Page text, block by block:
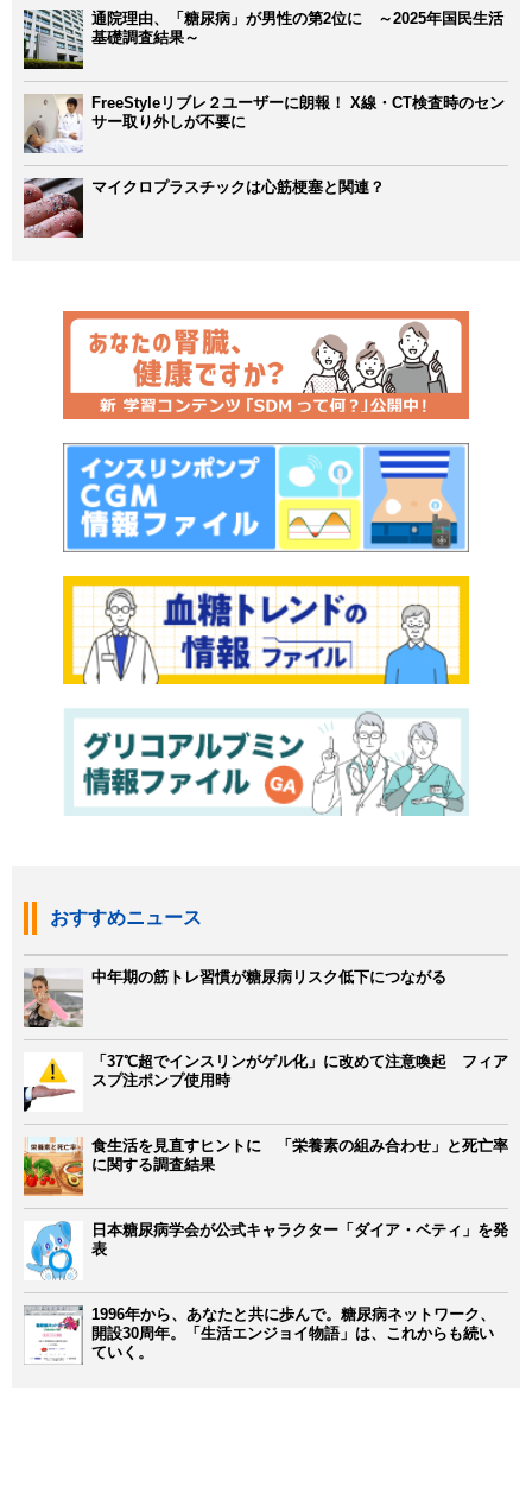
通院理由、「糖尿病」が男性の第2位に ～2025年国民生活
基礎調査結果～
FreeStyleリブレ２ユーザーに朗報！ X線・CT検査時のセン
サー取り外しが不要に
マイクロプラスチックは心筋梗塞と関連？
おすすめニュース
中年期の筋トレ習慣が糖尿病リスク低下につながる
「37℃超でインスリンがゲル化」に改めて注意喚起 フィア
スプ注ポンプ使用時
食生活を見直すヒントに 「栄養素の組み合わせ」と死亡率
に関する調査結果
日本糖尿病学会が公式キャラクター「ダイア・ベティ」を発
表
1996年から、あなたと共に歩んで。糖尿病ネットワーク、
開設30周年。「生活エンジョイ物語」は、これからも続い
ていく。